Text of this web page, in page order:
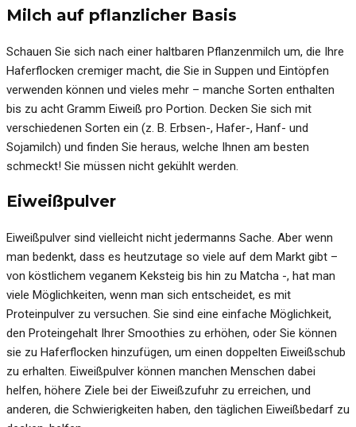
Milch auf pflanzlicher Basis
Schauen Sie sich nach einer haltbaren Pflanzenmilch um, die Ihre
Haferflocken cremiger macht, die Sie in Suppen und Eintöpfen
verwenden können und vieles mehr – manche Sorten enthalten
bis zu acht Gramm Eiweiß pro Portion. Decken Sie sich mit
verschiedenen Sorten ein (z. B. Erbsen-, Hafer-, Hanf- und
Sojamilch) und finden Sie heraus, welche Ihnen am besten
schmeckt! Sie müssen nicht gekühlt werden.
Eiweißpulver
Eiweißpulver sind vielleicht nicht jedermanns Sache. Aber wenn
man bedenkt, dass es heutzutage so viele auf dem Markt gibt –
von köstlichem veganem Keksteig bis hin zu Matcha -, hat man
viele Möglichkeiten, wenn man sich entscheidet, es mit
Proteinpulver zu versuchen. Sie sind eine einfache Möglichkeit,
den Proteingehalt Ihrer Smoothies zu erhöhen, oder Sie können
sie zu Haferflocken hinzufügen, um einen doppelten Eiweißschub
zu erhalten. Eiweißpulver können manchen Menschen dabei
helfen, höhere Ziele bei der Eiweißzufuhr zu erreichen, und
anderen, die Schwierigkeiten haben, den täglichen Eiweißbedarf zu